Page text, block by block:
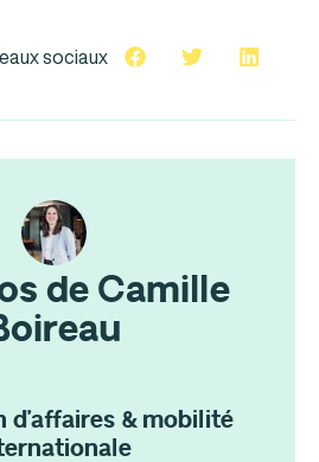
sociaux
de Camille
d’affaires & mobilité